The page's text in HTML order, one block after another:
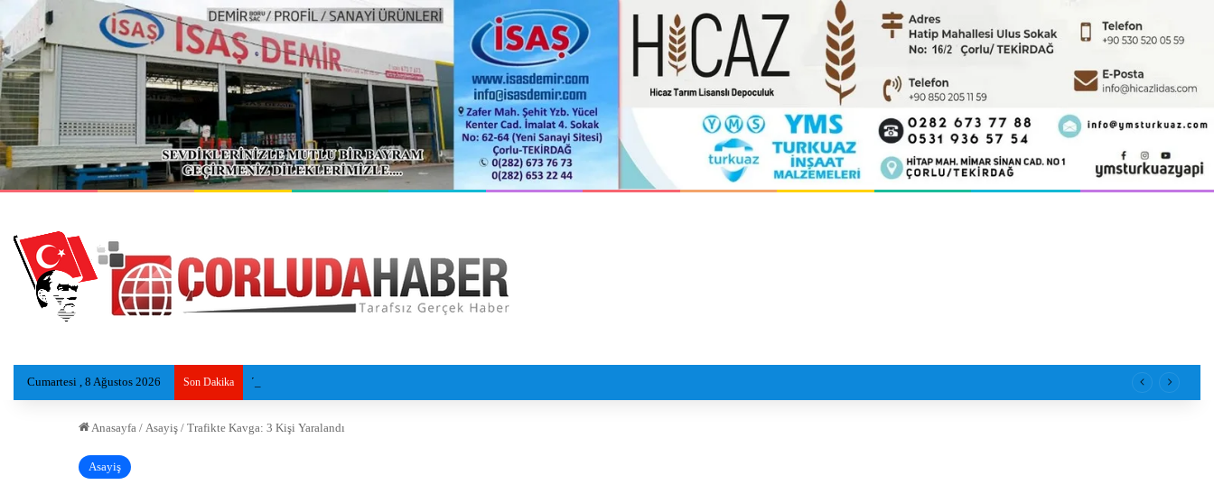
Cumartesi , 8 Ağustos 2026 Son Dakika Tekirdağ sahillerinde yeni nesil insansız cankurtaran araçları görevde
Anasayfa / Asayiş / Trafikte Kavga: 3 Kişi Yaralandı
Asayiş